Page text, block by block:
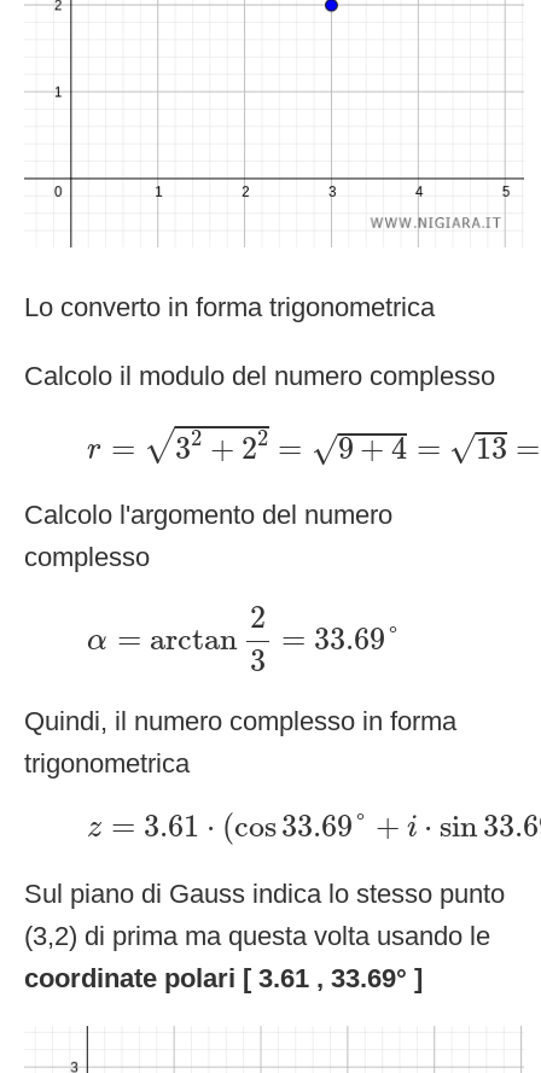
Lo converto in forma trigonometrica
Calcolo il modulo del numero complesso
r = √32 + 22 = √9+4 = √13 =
r=32+ 9+4=13 3.61
Calcolo l'argomento del numero
complesso
α = arctan
2
3
= 33.69°
23
Quindi, il numero complesso in forma
trigonometrica
z = 3.61 ⋅ (cos33.69° + i ⋅ sin
=3.61 ( cos33.69° + sin 33.69 °
Sul piano di Gauss indica lo stesso punto
(3,2) di prima ma questa volta usando le
coordinate polari [ 3.61 , 33.69° ]